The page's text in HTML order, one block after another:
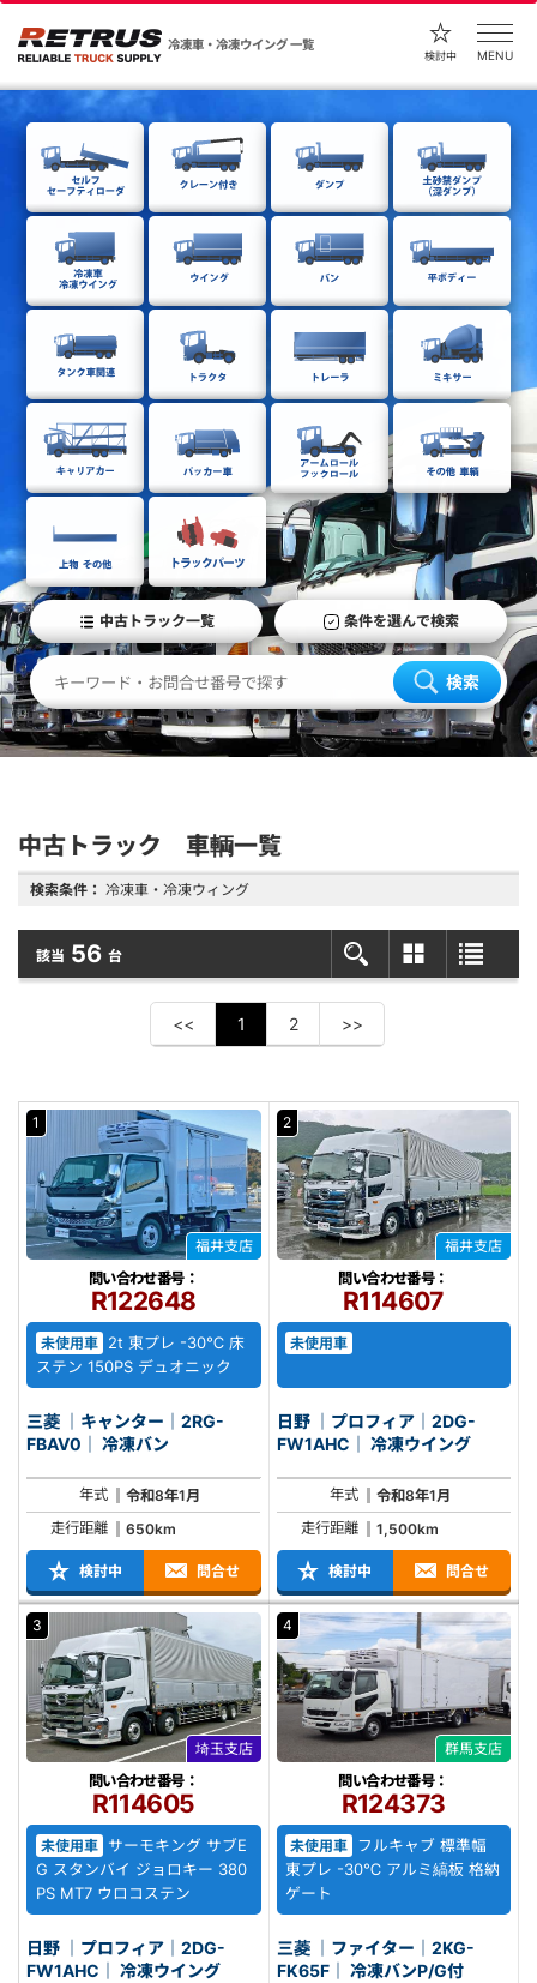
冷凍車・冷凍ウイング 一覧
検討中 MENU
中古トラック一覧 条件を選んで検索
検索
中古トラック 車輌一覧
検索条件： 冷凍車・冷凍ウィング
該当 56 台
<< 1 2 >>
1
福井支店
問い合わせ番号：
R122648
未使用車
2t 東プレ -30℃ 床
ステン 150PS デュオニック
三菱 ｜キャンター｜2RG-
FBAV0｜ 冷凍バン
年式
令和8年1月
走行距離
650km
検討中 問合せ
2
福井支店
問い合わせ番号：
R114607
未使用車
日野 ｜プロフィア｜2DG-
FW1AHC｜ 冷凍ウイング
年式
令和8年1月
走行距離
1,500km
検討中 問合せ
3
埼玉支店
問い合わせ番号：
R114605
未使用車
サーモキング サブE
G スタンバイ ジョロキー 380
PS MT7 ウロコステン
日野 ｜プロフィア｜2DG-
FW1AHC｜ 冷凍ウイング
4
群馬支店
問い合わせ番号：
R124373
未使用車 フルキャブ 標準幅
東プレ -30℃ アルミ縞板 格納
ゲート
三菱 ｜ファイター｜2KG-
FK65F｜ 冷凍バンP/G付